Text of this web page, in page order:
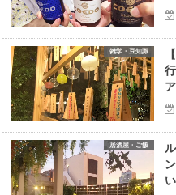
雑学・豆知識
居酒屋・ご飯